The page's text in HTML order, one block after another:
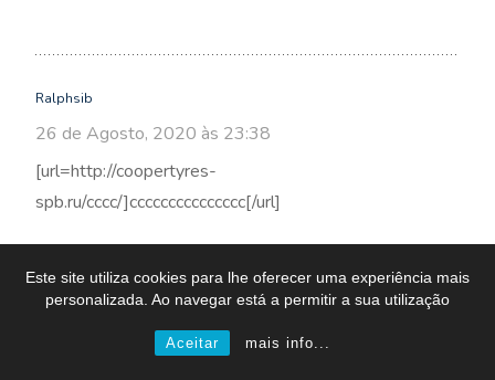
Este site utiliza cookies para lhe oferecer uma experiência mais
personalizada. Ao navegar está a permitir a sua utilização
Aceitar mais info...
Ralphsib
26 de Agosto, 2020 às 23:38
[url=http://coopertyres-
spb.ru/cccc/]ccccccccccccccc[/url]
26 de Agosto, 2020 às 20:12